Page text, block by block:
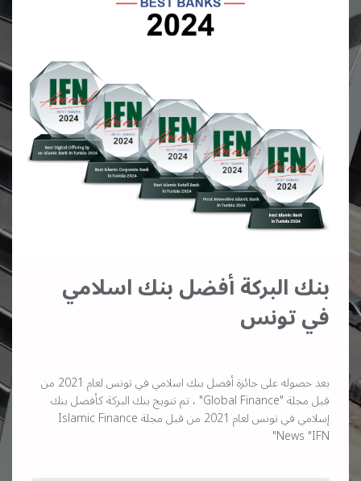
بنك البركة أفضل بنك اسلامي
في تونس
بعد حصوله على جائزة أفضل بنك اسلامي في تونس لعام 2021 من
قبل مجلة "Global Finance" ، تم تتويج بنك البركة كأفضل بنك
إسلامي في تونس لعام 2021 من قبل مجلة Islamic Finance
News "IFN"